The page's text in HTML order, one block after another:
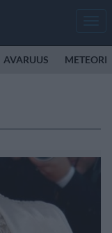
AVARUUS METEORI